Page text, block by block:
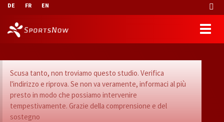
DE FR EN
Scusa tanto, non troviamo questo studio. Verifica
l'indirizzo e riprova. Se non va veramente, informaci al più
presto in modo che possiamo intervenire
tempestivamente. Grazie della comprensione e del
sostegno